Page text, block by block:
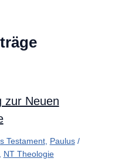
zur Neuen
Testament, Paulus/
NT Theologie